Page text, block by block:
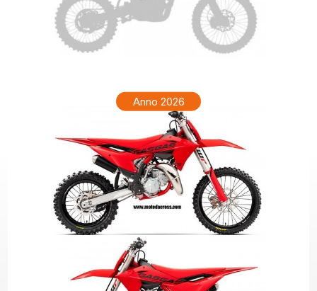
Anno 2026